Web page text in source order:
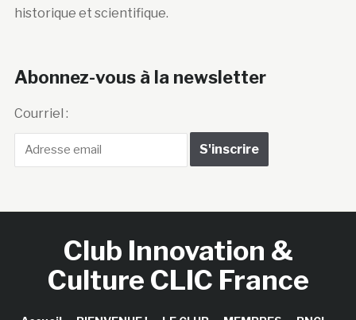
historique et scientifique.
Abonnez-vous à la newsletter
Courriel :
Club Innovation &
Culture CLIC France